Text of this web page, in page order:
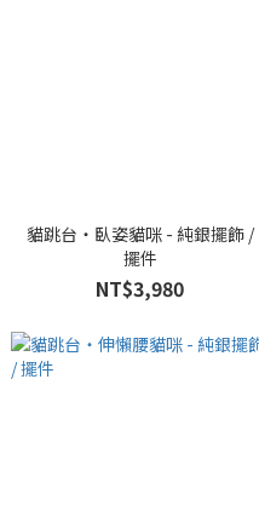
貓跳台・臥姿貓咪 - 純銀擺飾 /
擺件
NT$3,980